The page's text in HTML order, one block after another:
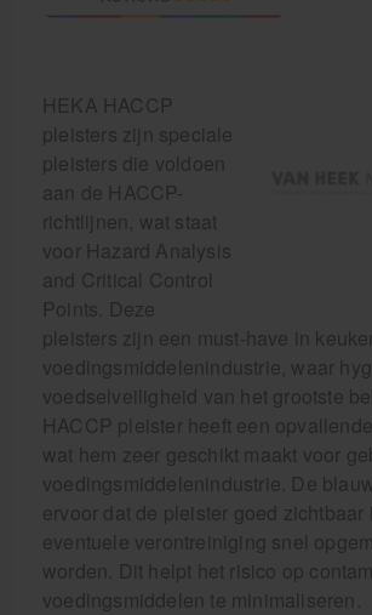
HEKA HACCP
pleisters zijn speciale
pleisters die voldoen
aan de HACCP-
richtlijnen, wat staat
voor Hazard Analysis
and Critical Control
Points. Deze
pleisters zijn een must-have in
voedingsmiddelenindustrie, waar
voedselveiligheid van het grootste
HACCP pleister heeft een
wat hem zeer geschikt maakt voor
voedingsmiddelenindustrie. De
ervoor dat de pleister goed zichtbaar
eventuele verontreiniging snel
worden. Dit helpt het risico op
voedingsmiddelen te minimaliseren.